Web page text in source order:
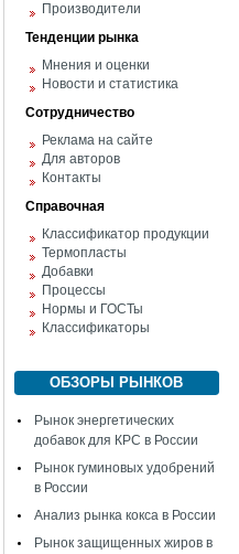
Производители
Тенденции рынка
Мнения и оценки
Новости и статистика
Сотрудничество
Реклама на сайте
Для авторов
Контакты
Справочная
Классификатор продукции
Термопласты
Добавки
Процессы
Нормы и ГОСТы
Классификаторы
ОБЗОРЫ РЫНКОВ
Рынок энергетических
добавок для КРС в России
Рынок гуминовых удобрений
в России
Анализ рынка кокса в России
Рынок защищенных жиров в